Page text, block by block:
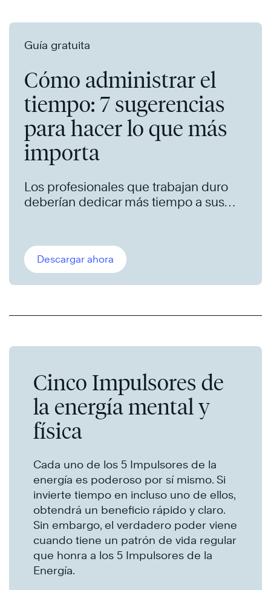
Guía gratuita
Cómo administrar el
tiempo: 7 sugerencias
para hacer lo que más
importa
Los profesionales que trabajan duro
deberían dedicar más tiempo a sus
Descargar ahora
Cinco Impulsores de
la energía mental y
física
Cada uno de los 5 Impulsores de la
energía es poderoso por sí mismo. Si
invierte tiempo en incluso uno de ellos,
obtendrá un beneficio rápido y claro.
Sin embargo, el verdadero poder viene
cuando tiene un patrón de vida regular
que honra a los 5 Impulsores de la
Energía.